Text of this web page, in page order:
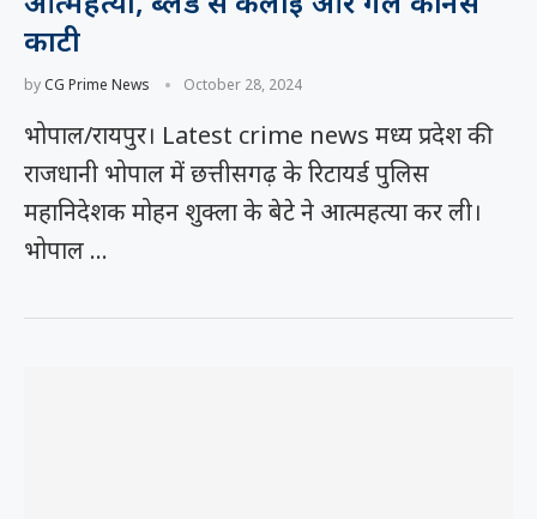
काटी
byCG Prime News October 28, 2024
भोपाल/रायपुर। Latest crime news मध्य प्रदेश की
राजधानी भोपाल में छत्तीसगढ़ के रिटायर्ड पुलिस
महानिदेशक मोहन शुक्ला के बेटे ने आत्महत्या कर ली।
भोपाल …